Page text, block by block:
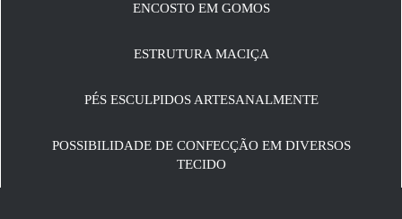
ENCOSTO EM GOMOS
ESTRUTURA MACIÇA
PÉS ESCULPIDOS ARTESANALMENTE
POSSIBILIDADE DE CONFECÇÃO EM DIVERSOS
TECIDO